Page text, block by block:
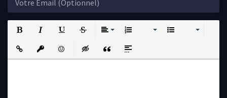
Strikethrough
Insert LinkInsert protected link
EmoticonsInsert hidden text
Insert QuoteInsert spoiler